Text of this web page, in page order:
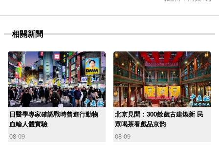
相關新聞
日醫學專家確認戰時曾進行動物
血輸人體實驗
08-09
北京見聞：300餘歲古建煥新 民
眾喝茶看戲品京韵
08-09